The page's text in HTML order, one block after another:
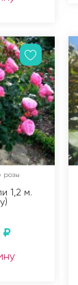
розы
1,2 м.
₽